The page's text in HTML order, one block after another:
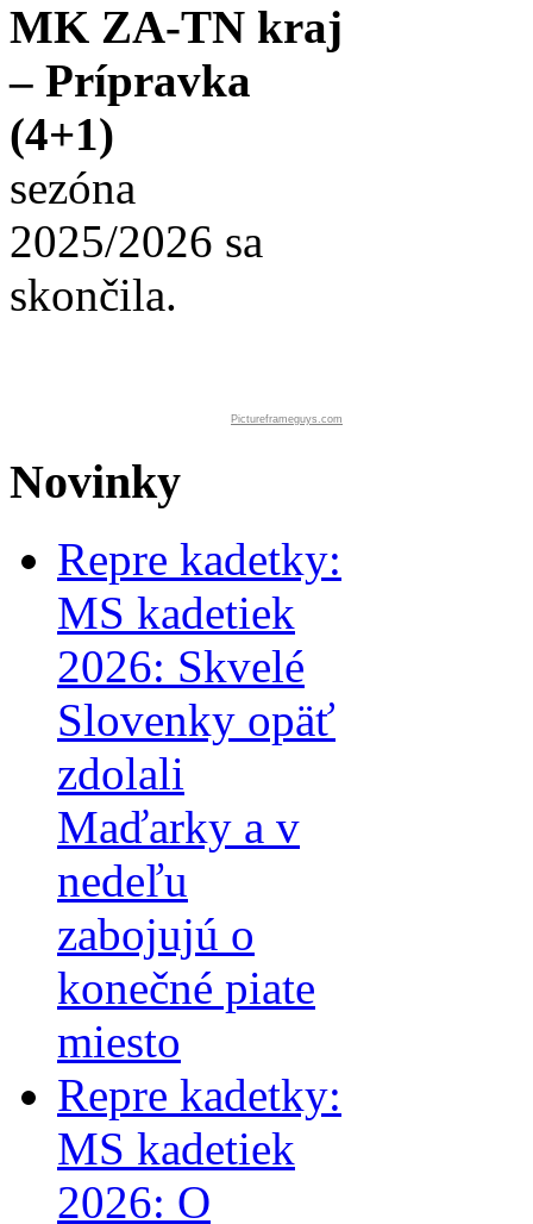
MK ZA-TN kraj
– Prípravka
(4+1)
sezóna
2025/2026 sa
skončila.
Pictureframeguys.com
Novinky
Repre kadetky:
MS kadetiek
2026: Skvelé
Slovenky opäť
zdolali
Maďarky a v
nedeľu
zabojujú o
konečné piate
miesto
Repre kadetky:
MS kadetiek
2026: O